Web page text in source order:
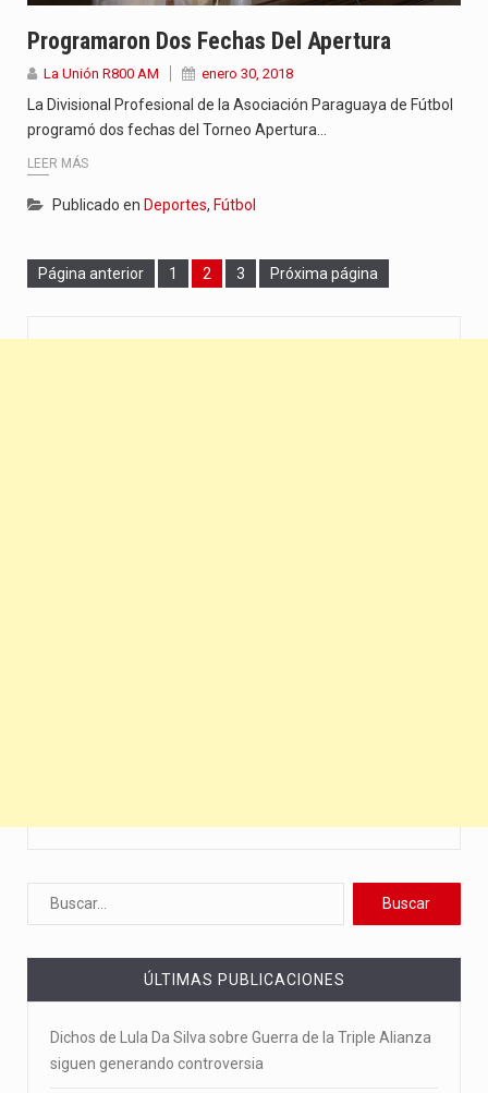
Programaron Dos Fechas Del Apertura
La Unión R800 AM enero 30, 2018
La Divisional Profesional de la Asociación Paraguaya de Fútbol
programó dos fechas del Torneo Apertura…
LEER MÁS
Publicado en Deportes, Fútbol
Página anterior Page
1 Page
2 Page
3 Próxima página
ÚLTIMAS PUBLICACIONES
Dichos de Lula Da Silva sobre Guerra de la Triple Alianza
siguen generando controversia